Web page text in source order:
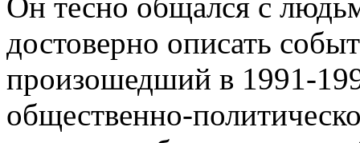
достоверно описать
произошедший в 1991-
общественно-